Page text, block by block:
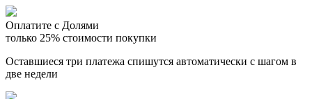
Оплатите с Долями
только 25% стоимости покупки
Оставшиеся три платежа спишутся автоматически с шагом в
две недели